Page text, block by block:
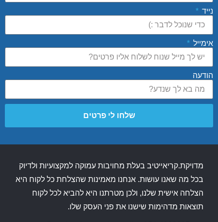
נייד
אימייל
הודעה
שלחו לי פרטים
מדויקת.קריאייטיב בעלת מחויבות עמוקה למקצועיות ולדיוק
בכל מה שאנו עושות. אנחנו מאמינות שהצלחת כל לקוח היא
הצלחה אישית שלנו, ולכן מטרתנו היא להביא לכל לקוח
תוצאות מדהימות שישנו את פני העסק שלו.